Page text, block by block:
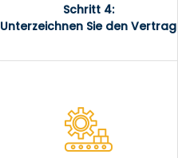
Schritt 4:
Unterzeichnen Sie den Vertrag